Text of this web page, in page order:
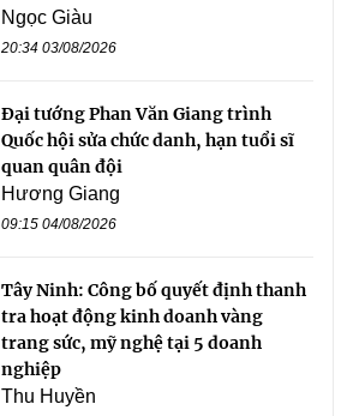
Ngọc Giàu
20:34 03/08/2026
Đại tướng Phan Văn Giang trình
Quốc hội sửa chức danh, hạn tuổi sĩ
quan quân đội
Hương Giang
09:15 04/08/2026
Tây Ninh: Công bố quyết định thanh
tra hoạt động kinh doanh vàng
trang sức, mỹ nghệ tại 5 doanh
nghiệp
Thu Huyền